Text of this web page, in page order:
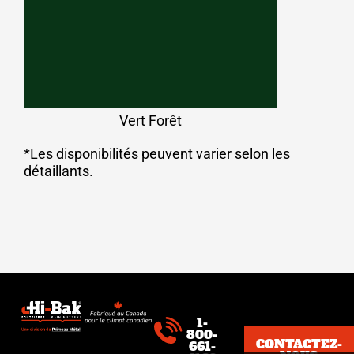
Vert Forêt
*Les disponibilités peuvent varier selon les
détaillants.
1-
800-
661- CONTACTEZ-